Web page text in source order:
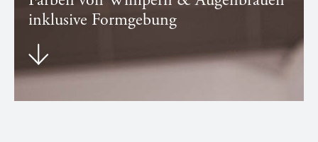
inklusive Formgebung